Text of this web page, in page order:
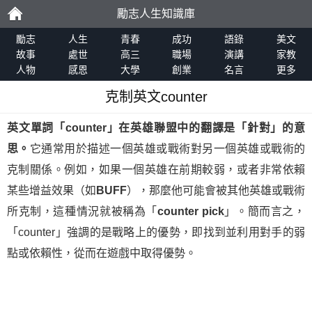
勵
志
勵志人生知識庫
勵志 人生 青春 成功 語錄
美文
故事
處世 高三 職場 演講
家教
人物
感恩 大學 創業 名言 更多
克制英文counter
英文單詞「 counter」在英雄聯盟中的翻譯是「針對」的意
思。 它通常用於描述一個英雄或戰術對另一個英雄或戰術的
克制關係。例如，如果一個英雄在前期較弱，或者非常依賴
某些增益效果（如 BUFF），那麼他可能會被其他英雄或戰術
所克制，這種情況就被稱為「counter pick」。簡而言之，
「counter」強調的是戰略上的優勢，即找到並利用對手的弱
點或依賴性，從而在遊戲中取得優勢。